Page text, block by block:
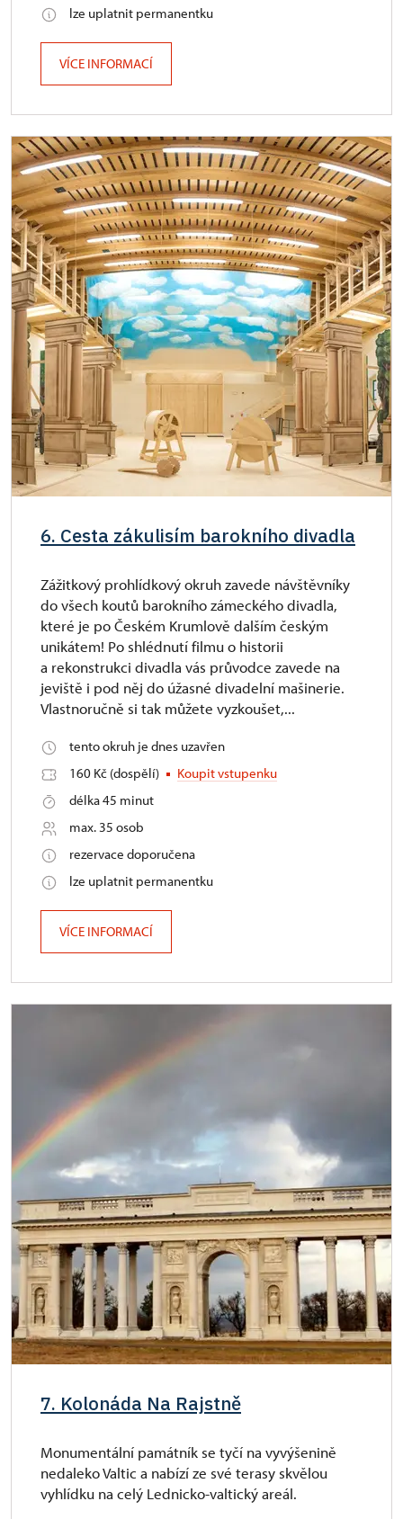
lze uplatnit permanentku
VÍCE INFORMACÍ
6. Cesta zákulisím barokního divadla
Zážitkový prohlídkový okruh zavede návštěvníky
do všech koutů barokního zámeckého divadla,
které je po Českém Krumlově dalším českým
unikátem! Po shlédnutí filmu o historii
a rekonstrukci divadla vás průvodce zavede na
jeviště i pod něj do úžasné divadelní mašinerie.
Vlastnoručně si tak můžete vyzkoušet,...
tento okruh je dnes uzavřen
160 Kč (dospělí)
Koupit vstupenku
délka 45 minut
max. 35 osob
rezervace doporučena
lze uplatnit permanentku
VÍCE INFORMACÍ
7. Kolonáda Na Rajstně
Monumentální památník se tyčí na vyvýšenině
nedaleko Valtic a nabízí ze své terasy skvělou
vyhlídku na celý Lednicko-valtický areál.